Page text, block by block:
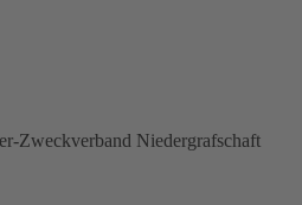
Zweckverband Niedergrafschaft